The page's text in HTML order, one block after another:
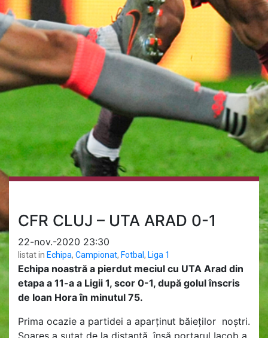
CFR CLUJ – UTA ARAD 0-1
22-nov.-2020 23:30
listat in Echipa, Campionat, Fotbal, Liga 1
Echipa noastră a pierdut meciul cu UTA Arad din
etapa a 11-a a Ligii 1, scor 0-1, după golul înscris
de Ioan Hora în minutul 75.
Prima ocazie a partidei a aparținut băieților noștri.